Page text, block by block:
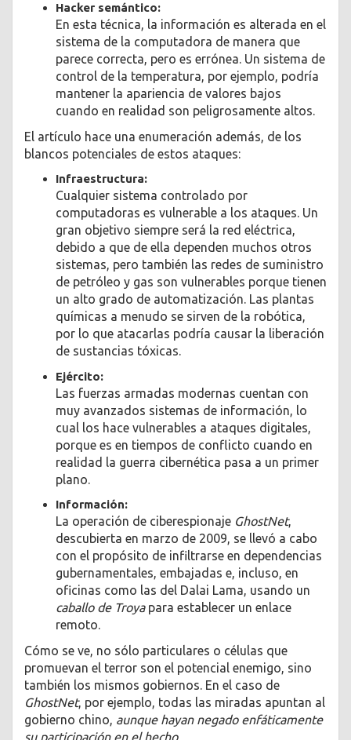
Hacker semántico:
En esta técnica, la información es alterada en el
sistema de la computadora de manera que
parece correcta, pero es errónea. Un sistema de
control de la temperatura, por ejemplo, podría
mantener la apariencia de valores bajos
cuando en realidad son peligrosamente altos.
El artículo hace una enumeración además, de los
blancos potenciales de estos ataques:
Infraestructura:
Cualquier sistema controlado por
computadoras es vulnerable a los ataques. Un
gran objetivo siempre será la red eléctrica,
debido a que de ella dependen muchos otros
sistemas, pero también las redes de suministro
de petróleo y gas son vulnerables porque tienen
un alto grado de automatización. Las plantas
químicas a menudo se sirven de la robótica,
por lo que atacarlas podría causar la liberación
de sustancias tóxicas.
Ejército:
Las fuerzas armadas modernas cuentan con
muy avanzados sistemas de información, lo
cual los hace vulnerables a ataques digitales,
porque es en tiempos de conflicto cuando en
realidad la guerra cibernética pasa a un primer
plano.
Información:
La operación de ciberespionaje GhostNet,
descubierta en marzo de 2009, se llevó a cabo
con el propósito de infiltrarse en dependencias
gubernamentales, embajadas e, incluso, en
oficinas como las del Dalai Lama, usando un
caballo de Troyapara establecer un enlace
remoto.
Cómo se ve, no sólo particulares o células que
promuevan el terror son el potencial enemigo, sino
también los mismos gobiernos. En el caso de
GhostNet, por ejemplo, todas las miradas apuntan al
gobierno chino, aunque hayan negado enfáticamente
su participación en el hecho.